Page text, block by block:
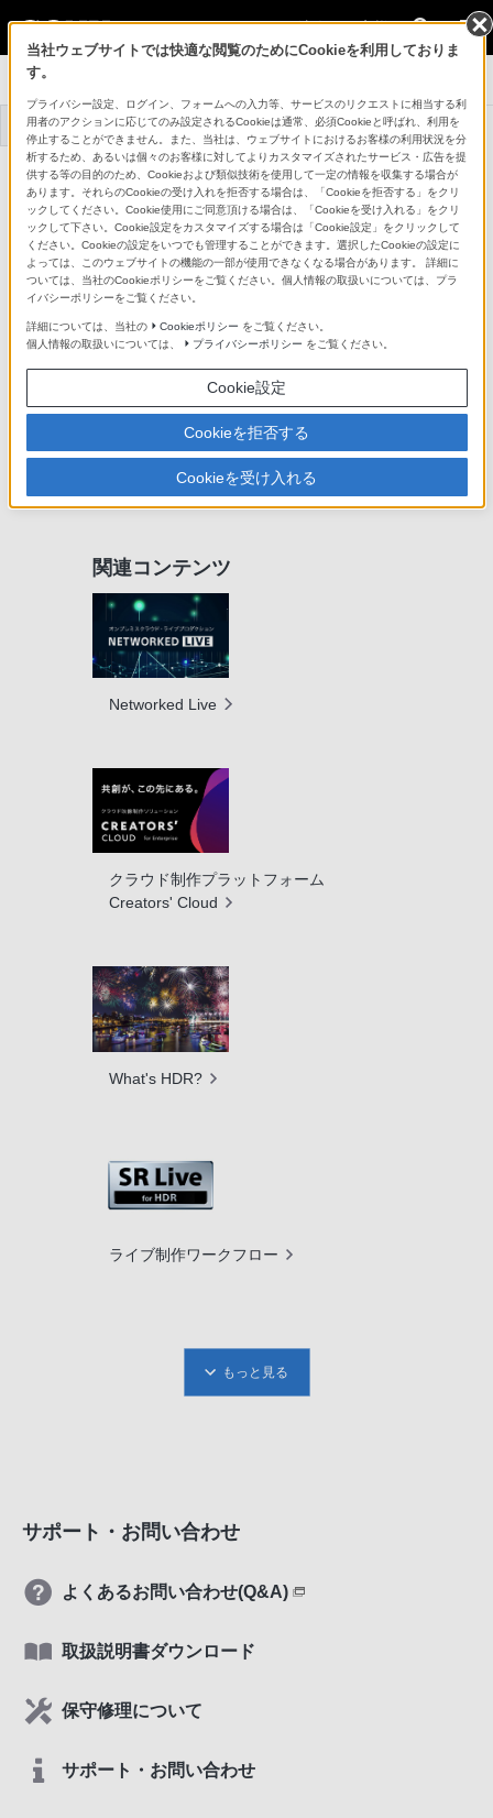
法人のお客様
システムカメラ
トップ 商品一覧 事例一覧
デジタルトライアックスカメラ
HSC-300
詳細メニュー
主な仕様
●：対応 -：該当なし
仕様書・外形寸法図(48KB／PDF)
関連コンテンツ
Networked Live
クラウド制作プラットフォーム
Creators' Cloud
What's HDR?
ライブ制作ワークフロー
もっと見る
サポート・お問い合わせ
よくあるお問い合わせ(Q&A)
取扱説明書ダウンロード
保守修理について
サポート・お問い合わせ
当社ウェブサイトでは快適な閲覧のためにCookieを利用しておりま
す。
プライバシー設定、ログイン、フォームへの入力等、サービスのリクエストに相当する利
用者のアクションに応じてのみ設定されるCookieは通常、必須Cookieと呼ばれ、利用を
停止することができません。また、当社は、ウェブサイトにおけるお客様の利用状況を分
析するため、あるいは個々のお客様に対してよりカスタマイズされたサービス・広告を提
供する等の目的のため、Cookieおよび類似技術を使用して一定の情報を収集する場合が
あります。それらのCookieの受け入れを拒否する場合は、「Cookieを拒否する」をクリ
ックしてください。Cookie使用にご同意頂ける場合は、「Cookieを受け入れる」をクリ
ックして下さい。Cookie設定をカスタマイズする場合は「Cookie設定」をクリックして
ください。Cookieの設定をいつでも管理することができます。選択したCookieの設定に
よっては、このウェブサイトの機能の一部が使用できなくなる場合があります。 詳細に
ついては、当社のCookieポリシーをご覧ください。個人情報の取扱いについては、プラ
イバシーポリシーをご覧ください。
詳細については、当社の Cookieポリシー をご覧ください。
個人情報の取扱いについては、
プライバシーポリシー をご覧ください。
Cookie設定
Cookieを拒否する
Cookieを受け入れる